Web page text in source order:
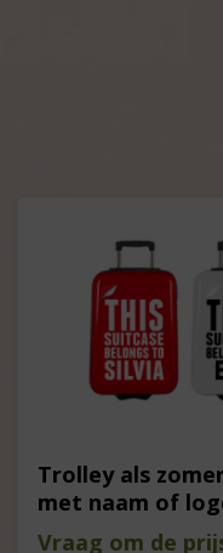
Trolley als
met naam of
Vraag om de